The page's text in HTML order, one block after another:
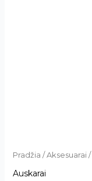
Pradžia / Aksesuarai/
Auskarai